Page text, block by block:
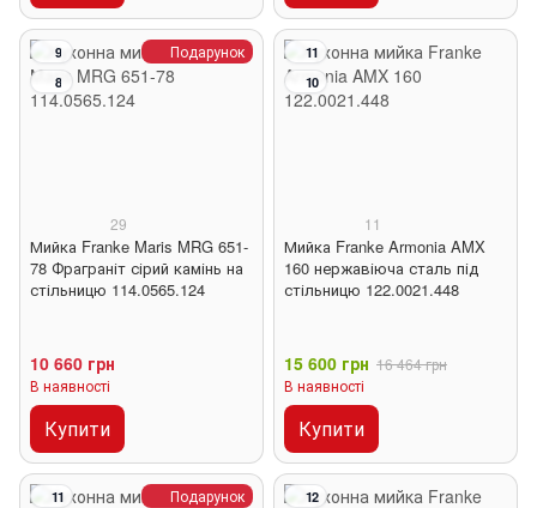
Подарунок
9
8
29
Мийка Franke Maris MRG 651-
78 Фраграніт сірий камінь на
стільницю 114.0565.124
10 660 грн
В наявності
Купити
11
10
11
Мийка Franke Armonia AMX
160 нержавіюча сталь під
стільницю 122.0021.448
15 600 грн 16 464 грн
В наявності
Купити
Подарунок
11
12